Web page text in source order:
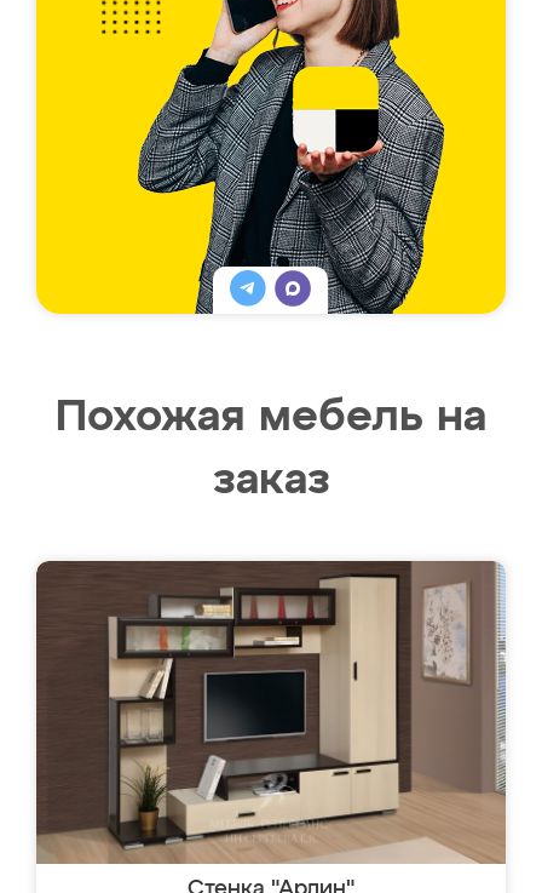
Похожая мебель на
заказ